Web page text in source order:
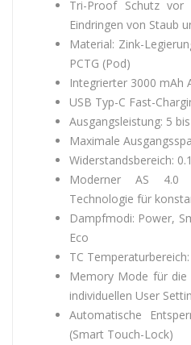
Tri-Proof Schutz
Eindringen von Staub
Material: Zink-
PCTG (Pod)
Integrierter 3000 mAh
USB Typ-C Fast-
Ausgangsleistung: 5
Maximale
Widerstandsbereich:
Moderner AS 4.0
Technologie für
Dampfmodi: Power,
Eco
TC
Memory Mode für die
individuellen User
Automatische
(Smart Touch-Lock)